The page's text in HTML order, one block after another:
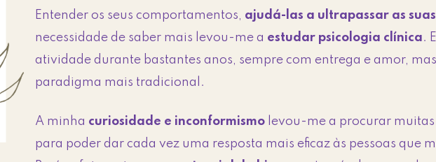
Entender os seus comportamentos, ajudá-las a ultrapassar as
necessidade de saber mais levou-me a estudar psicologia clínica.
atividade durante bastantes anos, sempre com entrega e amor,
paradigma mais tradicional.
A minha curiosidade e inconformismo levou-me a procurar
para poder dar cada vez uma resposta mais eficaz às pessoas que